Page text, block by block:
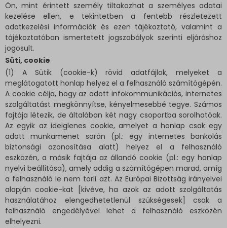
Ön, mint érintett személy tiltakozhat a személyes adatai
kezelése ellen, e tekintetben a fentebb részletezett
adatkezelési információk és ezen tájékoztató, valamint a
tájékoztatóban ismertetett jogszabályok szerinti eljáráshoz
jogosult.
Süti, cookie
(1) A Sütik (cookie-k) rövid adatfájlok, melyeket a
meglátogatott honlap helyez el a felhasználó számítógépén.
A cookie célja, hogy az adott infokommunikációs, internetes
szolgáltatást megkönnyítse, kényelmesebbé tegye. Számos
fajtája létezik, de általában két nagy csoportba sorolhatóak.
Az egyik az ideiglenes cookie, amelyet a honlap csak egy
adott munkamenet során (pl.: egy internetes bankolás
biztonsági azonosítása alatt) helyez el a felhasználó
eszközén, a másik fajtája az állandó cookie (pl.: egy honlap
nyelvi beállítása), amely addig a számítógépen marad, amíg
a felhasználó le nem törli azt. Az Európai Bizottság irányelvei
alapján cookie-kat [kivéve, ha azok az adott szolgáltatás
használatához elengedhetetlenül szükségesek] csak a
felhasználó engedélyével lehet a felhasználó eszközén
elhelyezni.